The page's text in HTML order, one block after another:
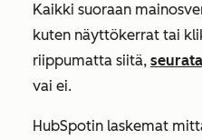
Kaikki suoraan
kuten näyttökerrat tai
riippumatta siitä,
vai ei.
HubSpotin laskemat